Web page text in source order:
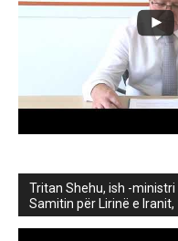
Tritan Shehu, ish -
Samitin për Lirinë e Iranit,